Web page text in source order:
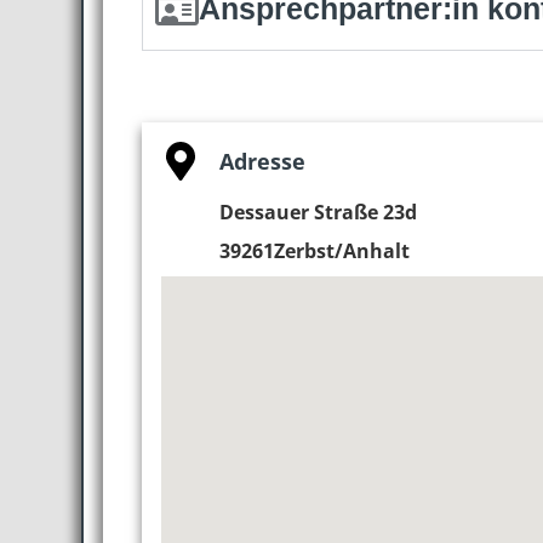
Ansprechpartner:in
Adresse
Dessauer Straße 23d
39261Zerbst/Anhalt